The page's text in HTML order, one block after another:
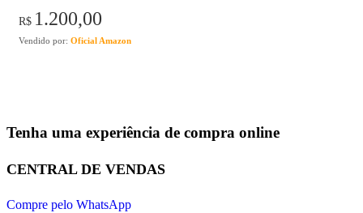
R$ 1.200,00
Vendido por: Oficial Amazon
Tenha uma experiência de compra online
CENTRAL DE VENDAS
Compre pelo WhatsApp